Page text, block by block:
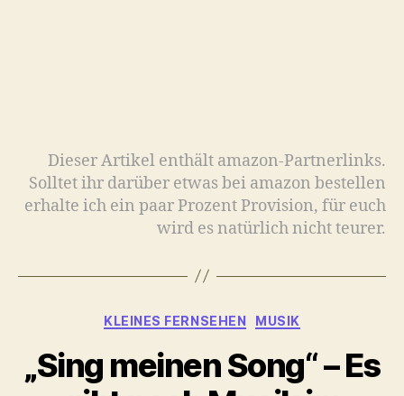
Dieser Artikel enthält amazon-Partnerlinks.
Solltet ihr darüber etwas bei amazon bestellen
erhalte ich ein paar Prozent Provision, für euch
wird es natürlich nicht teurer.
Kategorien
KLEINES FERNSEHEN MUSIK
„Sing meinen Song“ – Es